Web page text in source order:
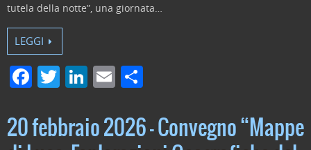
tutela della notte”, una giornata…
LEGGI
F
c
e
T
itt
er
Li
k
e
E
ai
l
n
di
20 febbraio 2026 – Convegno “Mappe